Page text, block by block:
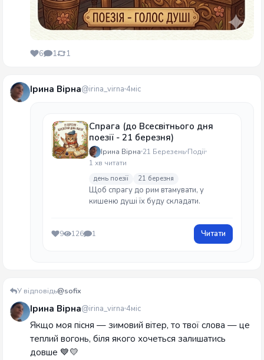
6 1 1
Ірина Вірна@irina_virna 4міс
Спрага (до Всесвітнього дня
поезії - 21 березня)
Ірина Вірна 21 Березень Події
1 хв читати
день поезії 21 березня
Щоб спрагу до рим втамувати, у
кишеню душі їх буду складати.
9 126 1 Читати
У відповідь@sofix
Ірина Вірна@irina_virna 4міс
Якщо моя пісня — зимовий вітер, то твої слова — це
теплий вогонь, біля якого хочеться залишатись
довше 💙💛